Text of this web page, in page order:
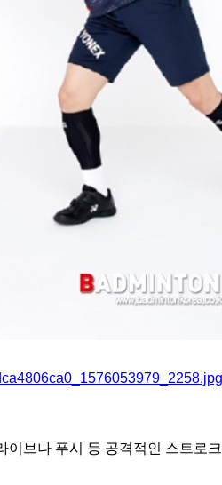
브나 푸시 등 공격적인 스트로크